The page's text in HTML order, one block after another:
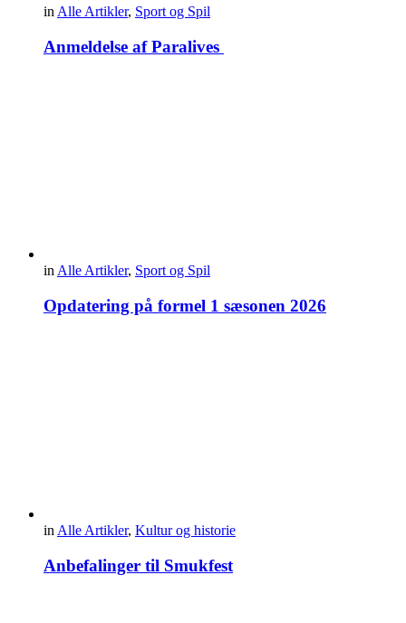
in Alle Artikler, Sport og Spil
Anmeldelse af Paralives
inAlle Artikler, Sport og Spil
Opdatering på formel 1 sæsonen 2026
in Alle Artikler, Kultur og historie
Anbefalinger til Smukfest